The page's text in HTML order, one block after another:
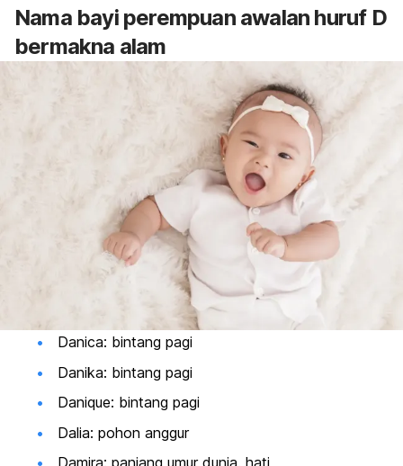
Nama bayi perempuan awalan huruf D
bermakna alam
Danica: bintang pagi
Danika: bintang pagi
Danique: bintang pagi
Dalia: pohon anggur
Damira: panjang umur dunia, hati